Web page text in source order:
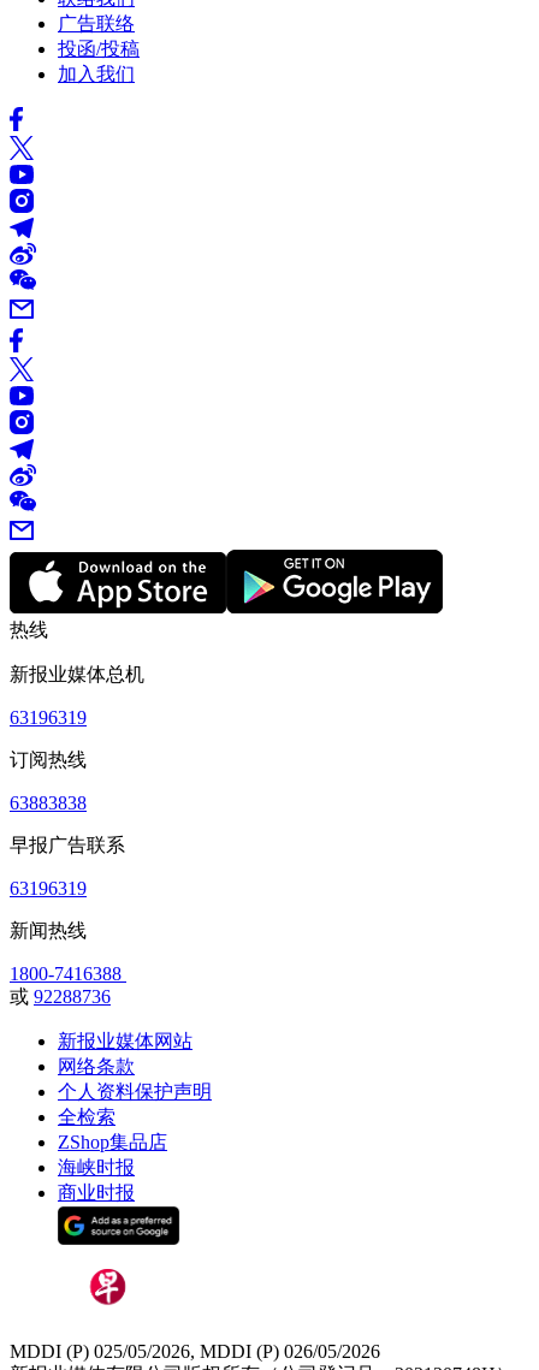
广告联络
投函/投稿
加入我们
热线
新报业媒体总机
63196319
订阅热线
63883838
早报广告联系
63196319
新闻热线
1800-7416388
或 92288736
新报业媒体网站
网络条款
个人资料保护声明
全检索
ZShop集品店
海峡时报
商业时报
MDDI (P) 025/05/2026, MDDI (P) 026/05/2026